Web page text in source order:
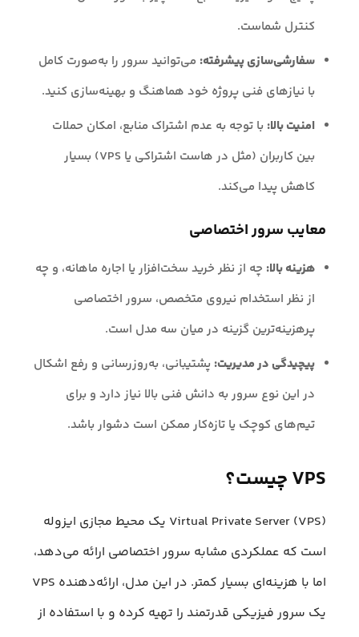
کنترل شماست.
سفارشی‌سازی پیشرفته: می‌توانید سرور را به‌صورت کامل
با نیازهای فنی پروژه خود هماهنگ و بهینه‌سازی کنید.
امنیت بالا: با توجه به عدم اشتراک منابع، امکان حملات
بین کاربران (مثل در هاست اشتراکی یا VPS) بسیار
کاهش پیدا می‌کند.
معایب سرور اختصاصی
هزینه بالا: چه از نظر خرید سخت‌افزار یا اجاره ماهانه، و چه
از نظر استخدام نیروی متخصص، سرور اختصاصی
پرهزینه‌ترین گزینه در میان سه مدل است.
پیچیدگی در مدیریت: پشتیبانی، به‌روزرسانی و رفع اشکال
در این نوع سرور به دانش فنی بالا نیاز دارد و برای
تیم‌های کوچک یا تازه‌کار ممکن است دشوار باشد.
VPS چیست؟
Virtual Private Server (VPS) یک محیط مجازی ایزوله
است که عملکردی مشابه سرور اختصاصی ارائه می‌دهد،
اما با هزینه‌ای بسیار کمتر. در این مدل، ارائه‌دهنده VPS
یک سرور فیزیکی قدرتمند را تهیه کرده و با استفاده از